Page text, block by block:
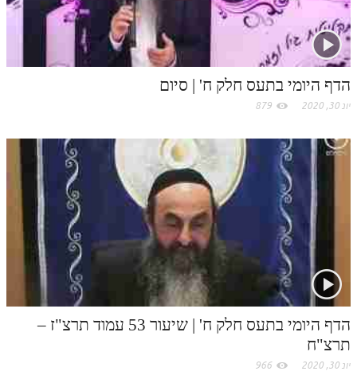
o
הדף היומי בתעס חלק ח' | סיום
יונ 30, 2020 879
הדף היומי בתעס חלק ח' | שיעור 53 עמוד תרצ"ז –
תרצ"ח
יונ 30, 2020 966